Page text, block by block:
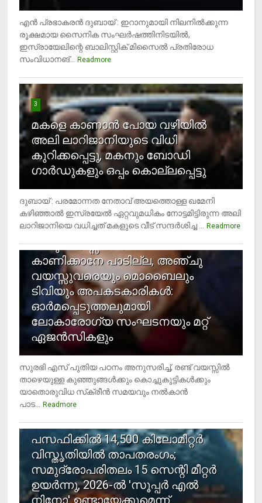
എന്‍ പ്രഭാകരന്‍ ദുബായ് : ഇറാനുമായി നിലനില്‍ക്കുന്ന
രൂക്ഷമായ സൈനിക സംഘര്‍ഷത്തിനിടയില്‍,
ഇസ്രായേലിന്റെ ബാലിസ്റ്റിക് മിസൈല്‍ പ്രതിരോധ
സംവിധാനങ്... Readmore
3
മകളെ കാണാന്‍ പോയ വഴിയില്‍
അലി ലാറിജാനിയുടെ വിധി
കുറിക്കപ്പെട്ടു, മകനും ബോഡി
ഗാര്‍ഡുകളും ഒപ്പം കൊല്ലപ്പെട്ടു
ദുബായ് : പരമോന്നത നേതാവ് അയത്തൊള്ള ഖമേനി
കഴിഞ്ഞാല്‍ ഇസ്രയേല്‍ ഏറ്റവുമധികം നോട്ടമിട്ടിരുന്ന അലി
ലാറിജാനിയെ വധിച്ചത് മകളുടെ വീട് സന്ദര്‍ശിച്ച ... Readmore
4
രണ്ടു വയസ്സില്‍ താഴെ സ്‌ക്രീന്‍
കാണിക്കാനേ പാടില്ല, അഞ്ചു
വയസ്സുവരെയും മൊബൈലും
ടിവിയും അപകടകാരികള്‍:
ഓര്‍മപ്പെടുത്തലുമായി
ലോകാരോഗ്യ സംഘടനയും മറ്റ്
ഏജന്‍സികളും
സുരഭി എസ് പുതിയ പഠനം അനുസരിച്ച്, രണ്ട് വയസ്സില്‍
താഴെയുള്ള കുഞ്ഞുങ്ങള്‍ക്കും കൊച്ചുകുട്ടികള്‍ക്കും
യാതൊരുവിധ സ്‌ക്രീന്‍ സമയവും നല്‍കാന്‍
പാട... Readmore
പസഫിക്കില്‍ 14,500 കിലോമീറ്റര്‍
വിസ്തൃതിയില്‍ താപതരംഗം;
സമുദ്രോപരിതലം 15 സെന്റി മീറ്റര്‍
ഉയര്‍ന്നു, 2026-ല്‍ 'സൂപ്പര്‍ എല്‍